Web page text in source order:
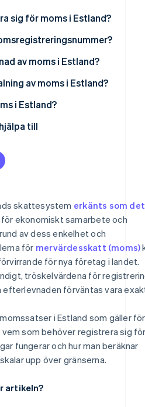
tjänster
sig för moms i Estland?
i Estland
EU som säljer i Estland
av moms i Estland?
av moms i Estland?
företag
registrering
i Estland?
till
skattesystem erkänts som det
för ekonomiskt samarbete och
av dess enkelhet och
för mervärdesskatt (moms)
för nya företag i landet.
tröskelvärdena för
förväntas vara
i Estland som gäller för
vem som behöver registrera sig
fungerar och hur man beräknar
upp över gränserna.
artikeln?